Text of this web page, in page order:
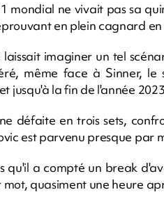
mondial ne vivait pas sa
en plein cagnard
laissait imaginer un tel
même face à Sinner,
jusqu'à la fin de l'année
défaite en trois sets,
est parvenu presque par
qu'il a compté un break
mot, quasiment une heure